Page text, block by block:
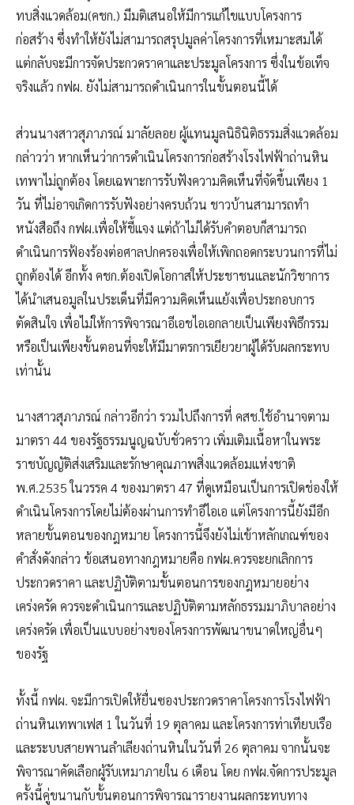
ทบสิ่งแวดล้อม(คชก.) มีมติเสนอให้มีการแก้ไขแบบโครงการ
ก่อสร้าง ซึ่งทำให้ยังไม่สามารถสรุปมูลค่าโครงการที่เหมาะสมได้
แต่กลับจะมีการจัดประกวดราคาและประมูลโครงการ ซึ่งในข้อเท็จ
จริงแล้ว กฟผ. ยังไม่สามารถดำเนินการในขั้นตอนนี้ได้
ส่วนนางสาวสุภาภรณ์ มาลัยลอย ผู้แทนมูลนิธินิติธรรมสิ่งแวดล้อม
กล่าวว่า หากเห็นว่าการดำเนินโครงการก่อสร้างโรงไฟฟ้าถ่านหิน
เทพาไม่ถูกต้อง โดยเฉพาะการรับฟังความคิดเห็นที่จัดขึ้นเพียง 1
วัน ที่ไม่อาจเกิดการรับฟังอย่างครบถ้วน ชาวบ้านสามารถทำ
หนังสือถึง กฟผ.เพื่อให้ชี้แจง แต่ถ้าไม่ได้รับคำตอบก็สามารถ
ดำเนินการฟ้องร้องต่อศาลปกครองเพื่อให้เพิกถอดกระบวนการที่ไม่
ถูกต้องได้ อีกทั้ง คชก.ต้องเปิดโอกาสให้ประชาชนและนักวิชาการ
ได้นำเสนอมูลในประเด็นที่มีความคิดเห็นแย้งเพื่อประกอบการ
ตัดสินใจ เพื่อไม่ให้การพิจารณาอีเอชไอเอกลายเป็นเพียงพิธีกรรม
หรือเป็นเพียงขั้นตอนที่จะให้มีมาตรการเยียวยาผู้ได้รับผลกระทบ
เท่านั้น
นางสาวสุภาภรณ์ กล่าวอีกว่า รวมไปถึงการที่ คสช.ใช้อำนาจตาม
มาตรา 44 ของรัฐธรรมนูญฉบับชั่วคราว เพิ่มเติมเนื้อหาในพระ
ราชบัญญัติส่งเสริมและรักษาคุณภาพสิ่งแวดล้อมแห่งชาติ
พ.ศ.2535 ในวรรค 4 ของมาตรา 47 ที่ดูเหมือนเป็นการเปิดช่องให้
ดำเนินโครงการโดยไม่ต้องผ่านการทำอีไอเอ แต่โครงการนี้ยังมีอีก
หลายขั้นตอนของกฎหมาย โครงการนี้จึงยังไม่เข้าหลักเกณฑ์ของ
คำสั่งดังกล่าว ข้อเสนอทางกฎหมายคือ กฟผ.ควรจะยกเลิกการ
ประกวดราคา และปฏิบัติตามขั้นตอนการของกฎหมายอย่าง
เคร่งครัด ควรจะดำเนินการและปฏิบัติตามหลักธรรมมาภิบาลอย่าง
เคร่งครัด เพื่อเป็นแบบอย่างของโครงการพัฒนาขนาดใหญ่อื่นๆ
ของรัฐ
ทั้งนี้ กฟผ. จะมีการเปิดให้ยื่นซองประกวดราคาโครงการโรงไฟฟ้า
ถ่านหินเทพาเฟส 1 ในวันที่ 19 ตุลาคม และโครงการท่าเทียบเรือ
และระบบสายพานลำเลียงถ่านหินในวันที่ 26 ตุลาคม จากนั้นจะ
พิจารณาคัดเลือกผู้รับเหมาภายใน 6 เดือน โดย กฟผ.จัดการประมูล
ครั้งนี้คู่ขนานกับขั้นตอนการพิจารณารายงานผลกระทบทาง